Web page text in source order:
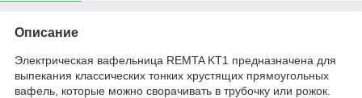
Описание
Электрическая вафельница REMTA KT1 предназначена для
выпекания классических тонких хрустящих прямоугольных
вафель, которые можно сворачивать в трубочку или рожок.